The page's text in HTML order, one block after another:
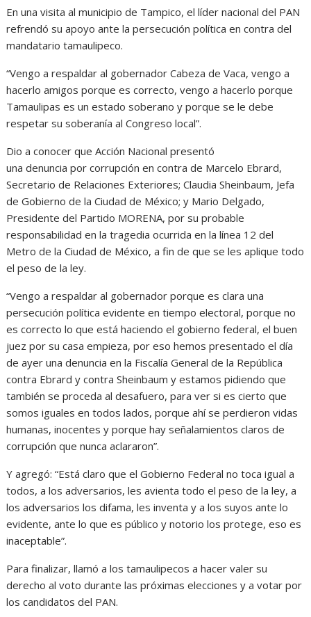
En una visita al municipio de Tampico, el líder nacional del PAN
refrendó su apoyo ante la persecución política en contra del
mandatario tamaulipeco.
“Vengo a respaldar al gobernador Cabeza de Vaca, vengo a
hacerlo amigos porque es correcto, vengo a hacerlo porque
Tamaulipas es un estado soberano y porque se le debe
respetar su soberanía al Congreso local”.
Dio a conocer que Acción Nacional presentó
una denuncia por corrupción en contra de Marcelo Ebrard,
Secretario de Relaciones Exteriores; Claudia Sheinbaum, Jefa
de Gobierno de la Ciudad de México; y Mario Delgado,
Presidente del Partido MORENA, por su probable
responsabilidad en la tragedia ocurrida en la línea 12 del
Metro de la Ciudad de México, a fin de que se les aplique todo
el peso de la ley.
“Vengo a respaldar al gobernador porque es clara una
persecución política evidente en tiempo electoral, porque no
es correcto lo que está haciendo el gobierno federal, el buen
juez por su casa empieza, por eso hemos presentado el día
de ayer una denuncia en la Fiscalía General de la República
contra Ebrard y contra Sheinbaum y estamos pidiendo que
también se proceda al desafuero, para ver si es cierto que
somos iguales en todos lados, porque ahí se perdieron vidas
humanas, inocentes y porque hay señalamientos claros de
corrupción que nunca aclararon”.
Y agregó: “Está claro que el Gobierno Federal no toca igual a
todos, a los adversarios, les avienta todo el peso de la ley, a
los adversarios los difama, les inventa y a los suyos ante lo
evidente, ante lo que es público y notorio los protege, eso es
inaceptable”.
Para finalizar, llamó a los tamaulipecos a hacer valer su
derecho al voto durante las próximas elecciones y a votar por
los candidatos del PAN.